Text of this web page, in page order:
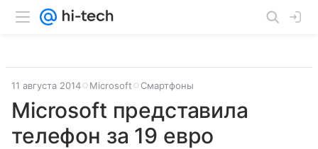
11 августа 2014 Microsoft Смартфоны
Microsoft представила
телефон за 19 евро